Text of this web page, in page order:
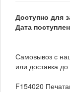
Доступно для
Дата
Самовывоз с
или доставка
F154020